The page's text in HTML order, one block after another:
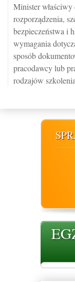
Minister
rozporządzenia,
bezpieczeństwa i
wymagania
sposób
pracodawcy lub
rodzajów